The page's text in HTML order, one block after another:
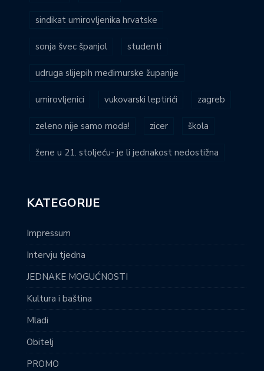
sindikat umirovljenika hrvatske
sonja švec španjol studenti
udruga slijepih međimurske županije
umirovljenici vukovarski leptirići zagreb
zeleno nije samo moda! zicer škola
žene u 21. stoljeću- je li jednakost nedostižna
KATEGORIJE
Impressum
Intervju tjedna
JEDNAKE MOGUĆNOSTI
Kultura i baština
Mladi
Obitelj
PROMO